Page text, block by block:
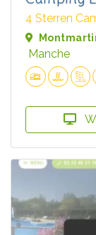
4 Sterren
Manche